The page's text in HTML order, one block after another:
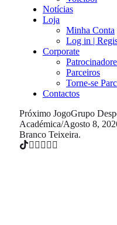
Notícias
Loja
Minha Conta
Log in |
Corporate
Parceiros
Torne-se
Contactos
Próximo JogoGrupo
Académica/Agosto 8,
Branco Teixeira.